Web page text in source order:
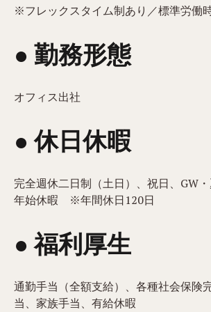
※フレックスタイム制あり／標準労働
● 勤務形態
オフィス出社
● 休日休暇
完全週休二日制（土日）、祝日、GW
年始休暇 ※年間休日120日
● 福利厚生
通勤手当（全額支給）、各種社会保険
当、家族手当、有給休暇